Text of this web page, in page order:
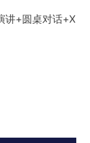
讲+圆桌对话+X